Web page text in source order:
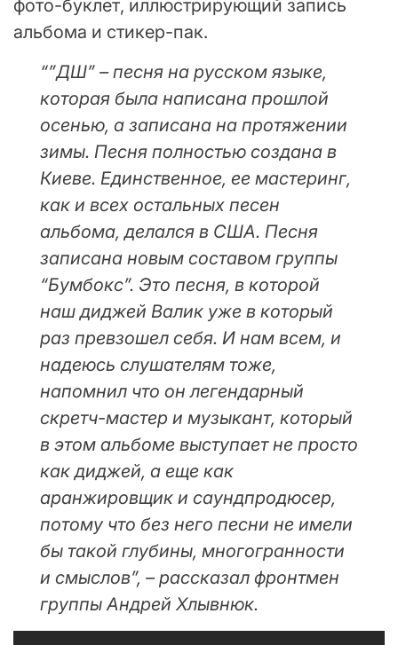
фото-буклет, иллюстрирующий запись
альбома и стикер-пак.
“”ДШ” – песня на русском языке,
которая была написана прошлой
осенью, а записана на протяжении
зимы. Песня полностью создана в
Киеве. Единственное, ее мастеринг,
как и всех остальных песен
альбома, делался в США. Песня
записана новым составом группы
“Бумбокс”. Это песня, в которой
наш диджей Валик уже в который
раз превзошел себя. И нам всем, и
надеюсь слушателям тоже,
напомнил что он легендарный
скретч-мастер и музыкант, который
в этом альбоме выступает не просто
как диджей, а еще как
аранжировщик и саундпродюсер,
потому что без него песни не имели
бы такой глубины, многогранности
и смыслов”, – рассказал фронтмен
группы Андрей Хлывнюк.